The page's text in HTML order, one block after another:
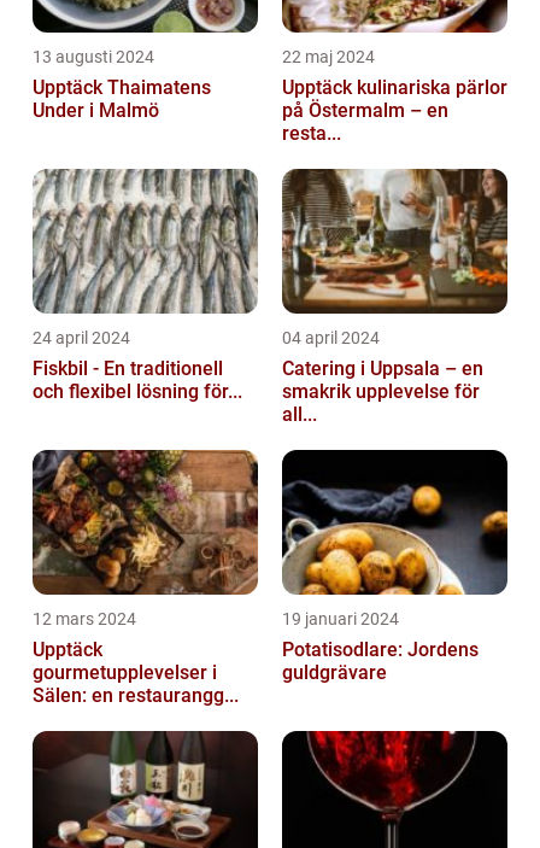
13 augusti 2024
Upptäck Thaimatens
Under i Malmö
22 maj 2024
Upptäck kulinariska pärlor
på Östermalm – en
resta...
24 april 2024
Fiskbil - En traditionell
och flexibel lösning för...
04 april 2024
Catering i Uppsala – en
smakrik upplevelse för
all...
12 mars 2024
Upptäck
gourmetupplevelser i
Sälen: en restaurangg...
19 januari 2024
Potatisodlare: Jordens
guldgrävare